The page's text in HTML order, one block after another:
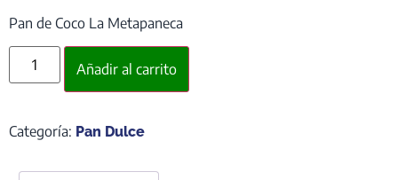
Pan de Coco La Metapaneca
Añadir al carrito
Categoría: Pan Dulce